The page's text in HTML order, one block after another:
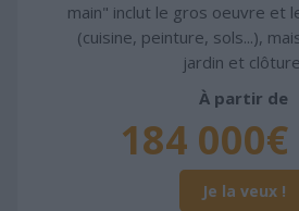
main" inclut le gros oeuvre et
(cuisine, peinture, sols...),
jardin et
À partir de
184 000€
Je la veux !